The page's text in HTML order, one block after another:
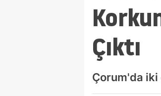
Çıktı
Çorum'da iki